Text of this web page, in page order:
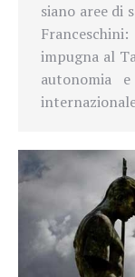
siano aree di
impugna al
autonomia